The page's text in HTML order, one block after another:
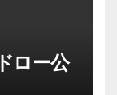
ロー公